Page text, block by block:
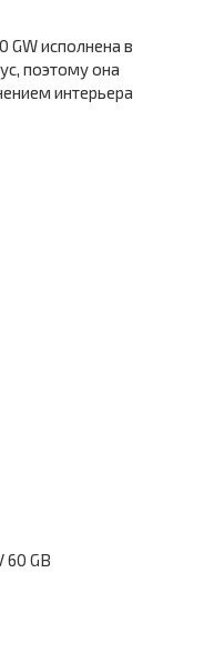
GW исполнена в
поэтому она
интерьера